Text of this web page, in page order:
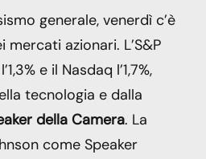
generale, venerdì c’è
azionari. L’S&P
e il Nasdaq l’1,7%,
tecnologia e dalla
della Camera. La
come Speaker